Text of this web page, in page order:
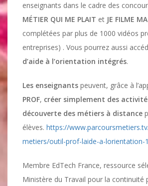
enseignants dans le cadre des
MÉTIER QUI ME PLAIT et JE FILME
complétées par plus de 1000 vidéos
entreprises) . Vous pourrez aussi
d’aide à l’orientation intégrés.
Les enseignants peuvent, grâce à
PROF, créer simplement des
découverte des métiers à distance
élèves. https://www.
metiers/outil-prof-laide-a-lorientation-
Membre EdTech France, ressource
Ministère du Travail pour la continuité